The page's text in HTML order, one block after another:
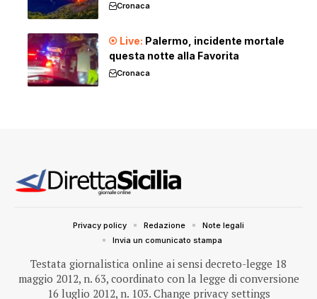
Cronaca
Palermo, incidente mortale
questa notte alla Favorita
Cronaca
Testata giornalistica online ai sensi decreto-legge 18
maggio 2012, n. 63, coordinato con la legge di conversione
16 luglio 2012, n. 103. Change privacy settings
Privacy policy Redazione
Note legali
Invia un comunicato stampa